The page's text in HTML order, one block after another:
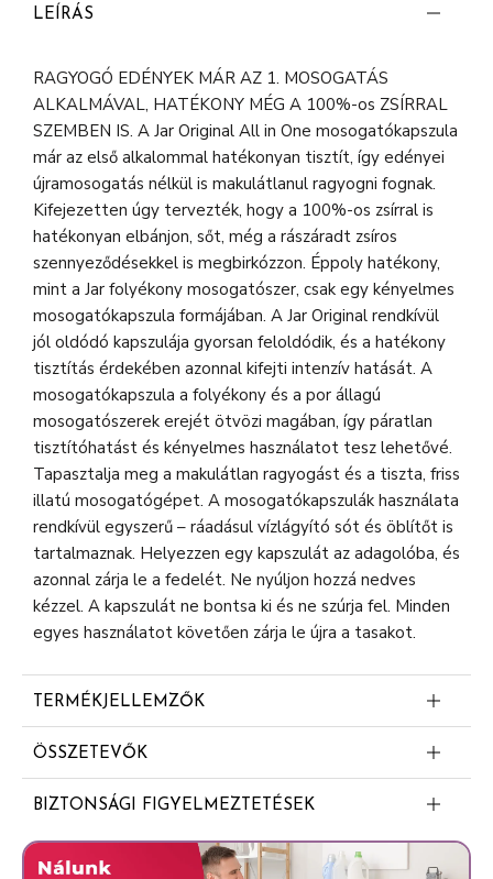
LEÍRÁS
RAGYOGÓ EDÉNYEK MÁR AZ 1. MOSOGATÁS
ALKALMÁVAL, HATÉKONY MÉG A 100%-os ZSÍRRAL
SZEMBEN IS. A Jar Original All in One mosogatókapszula
már az első alkalommal hatékonyan tisztít, így edényei
újramosogatás nélkül is makulátlanul ragyogni fognak.
Kifejezetten úgy tervezték, hogy a 100%-os zsírral is
hatékonyan elbánjon, sőt, még a rászáradt zsíros
szennyeződésekkel is megbirkózzon. Éppoly hatékony,
mint a Jar folyékony mosogatószer, csak egy kényelmes
mosogatókapszula formájában. A Jar Original rendkívül
jól oldódó kapszulája gyorsan feloldódik, és a hatékony
tisztítás érdekében azonnal kifejti intenzív hatását. A
mosogatókapszula a folyékony és a por állagú
mosogatószerek erejét ötvözi magában, így páratlan
tisztítóhatást és kényelmes használatot tesz lehetővé.
Tapasztalja meg a makulátlan ragyogást és a tiszta, friss
illatú mosogatógépet. A mosogatókapszulák használata
rendkívül egyszerű – ráadásul vízlágyító sót és öblítőt is
tartalmaznak. Helyezzen egy kapszulát az adagolóba, és
azonnal zárja le a fedelét. Ne nyúljon hozzá nedves
kézzel. A kapszulát ne bontsa ki és ne szúrja fel. Minden
egyes használatot követően zárja le újra a tasakot.
TERMÉKJELLEMZŐK
RAGYOGÓ EDÉNYEK MÁR AZ 1. MOSOGATÁS
ALKALMÁVAL, ÚJRAMOSOGATÁS NÉLKÜL: A Jar
Original mosogatókapszula már az első alkalommal
újramosogatásra
ÖSSZETEVŐK
5-15% nemionos felületaktív anyagok
polikarboxilátok; <5% foszfonátok; enzimek
BIZTONSÁGI FIGYELMEZTETÉSEK
Veszély. Súlyos szemkárosodást okoz. Gyermekektől
elzárva tartandó. SZEMBE KERÜLÉS ESETÉN: Több